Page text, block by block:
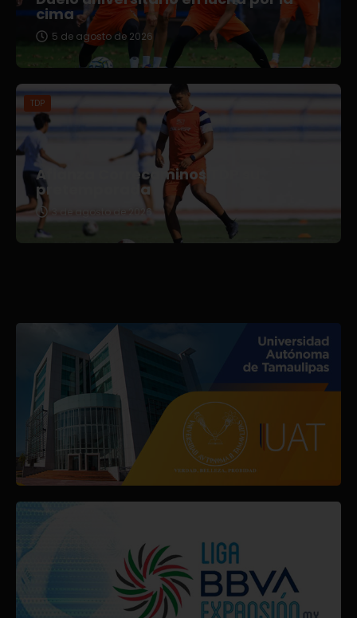
cima
5 de agosto de 2026
TDP
Afianza Correcaminos TDP su
pretemporada
3 de agosto de 2026